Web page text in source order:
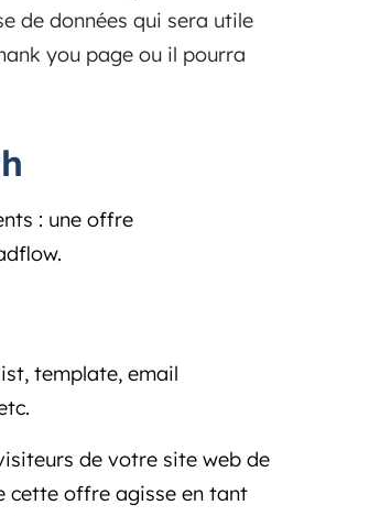
de données qui sera utile
you page ou il pourra
: une offre
template, email
de votre site web de
cette offre agisse en tant